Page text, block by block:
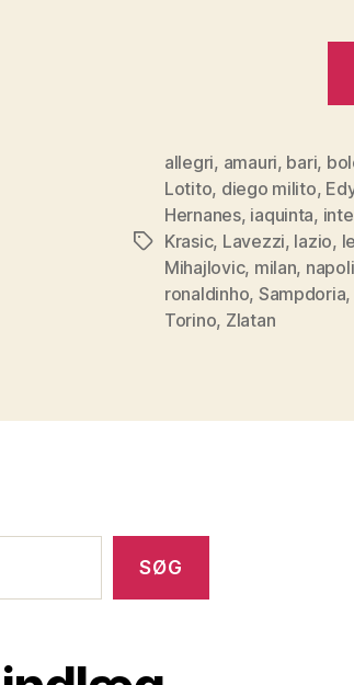
Tags
allegri, amauri, bari,
Lotito, diego milito,
Hernanes, iaquinta,
Krasic, Lavezzi, lazio,
Mihajlovic, milan, napoli
ronaldinho, Sampdoria,
Torino, Zlatan
SØG